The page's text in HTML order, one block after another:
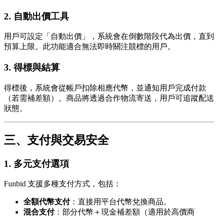
2. 自動出價工具
用戶可設定「自動出價」，系統會在倒數階段代為出價，直到
預算上限。此功能適合無法即時關注競標的用戶。
3. 得標與結算
得標後，系統會從帳戶扣除相應代幣，並通知用戶完成付款
（若需補差額）。商品將透過合作物流寄送，用戶可追蹤配送
狀態。
三、支付與交易安全
1. 多元支付選項
Funbid 支援多種支付方式，包括：
全額代幣支付：直接用平台代幣兌換商品。
混合支付：部分代幣＋現金補差額（適用於高價商